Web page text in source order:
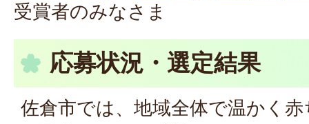
受賞者のみなさま
応募状況・選定結果
佐倉市では、地域全体で温かく